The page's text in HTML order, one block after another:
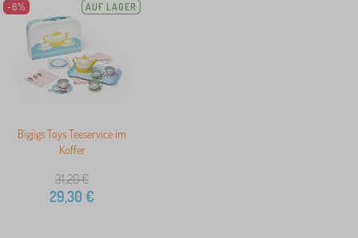
-6% AUF LAGER
Bigjigs Toys Teeservice im
Koffer
31,20€
29,30 €